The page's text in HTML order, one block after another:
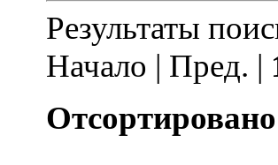
Результаты
Начало | Пред. |